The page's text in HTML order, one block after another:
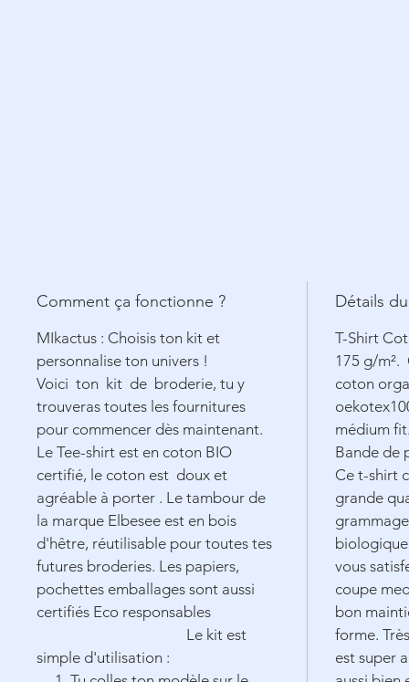
Comment ça fonctionne ?
MIkactus : Choisis ton kit et
personnalise ton univers !
Voici ton kit de broderie, tu y
trouveras toutes les fournitures
pour commencer dès maintenant.
Le Tee-shirt est en coton BIO
certifié, le coton est doux et
agréable à porter . Le tambour de
la marque Elbesee est en bois
d'hêtre, réutilisable pour toutes tes
futures broderies. Les papiers,
pochettes emballages sont aussi
certifiés Eco responsables
Le kit est
simple d'utilisation :
Détails
T-Shirt
175 g/m².
coton
médium
Bande de
Ce t-shirt
grande
vous
coupe
bon
forme.
est super